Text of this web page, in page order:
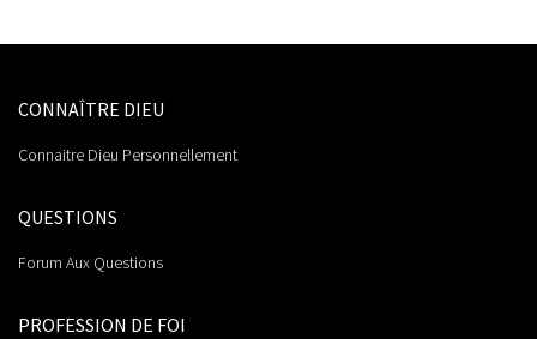
CONNAÎTRE DIEU
Connaitre Dieu Personnellement
QUESTIONS
Forum Aux Questions
PROFESSION DE FOI